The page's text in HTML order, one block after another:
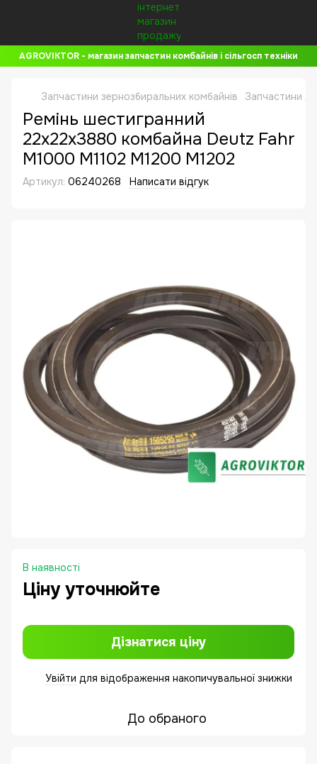
AGROVIKTOR - магазин запчастин комбайнів і сільгосп техніки
Запчастини зернозбиральних комбайнів Запчастини
Ремінь шестигранний
22x22x3880 комбайна Deutz Fahr
M1000 M1102 M1200 M1202
Артикул: 06240268 Написати відгук
В наявності
Ціну уточнюйте
Дізнатися ціну
Увійти для відображення накопичувальної знижки
До обраного